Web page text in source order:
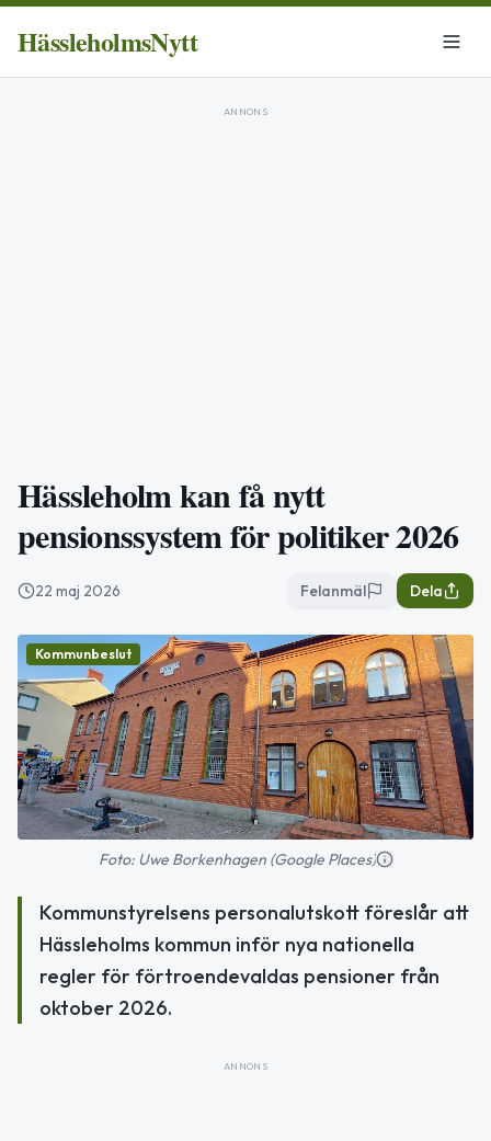
HässleholmsNytt
ANNONS
Hässleholm kan få nytt
pensionssystem för politiker 2026
22 maj 2026 Felanmäl Dela
Kommunbeslut
Foto: Uwe Borkenhagen (Google Places)
Kommunstyrelsens personalutskott föreslår att
Hässleholms kommun inför nya nationella
regler för förtroendevaldas pensioner från
oktober 2026.
ANNONS